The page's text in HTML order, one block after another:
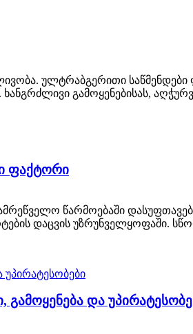
ულტრაბგერითი
გამოყენებისას,
ფაქტორი
წარმოებაში
დაცვის უზრუნველყოფაში.
და